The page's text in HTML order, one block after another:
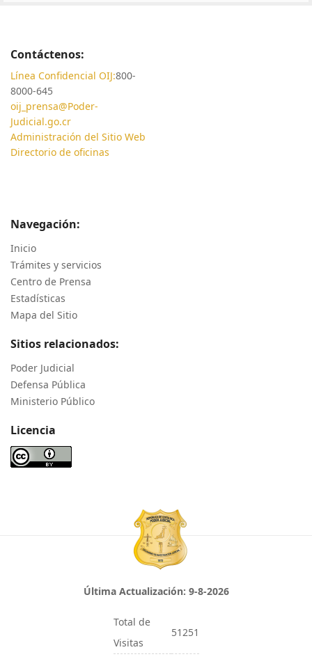
Contáctenos:
Línea Confidencial OIJ:800-
8000-645
oij_prensa@Poder-
Judicial.go.cr
Administración del Sitio Web
Directorio de oficinas
Navegación:
Inicio
Trámites y servicios
Centro de Prensa
Estadísticas
Mapa del Sitio
Sitios relacionados:
Poder Judicial
Defensa Pública
Ministerio Público
Licencia
Última Actualización: 9-8-2026
Total de
Visitas
51251